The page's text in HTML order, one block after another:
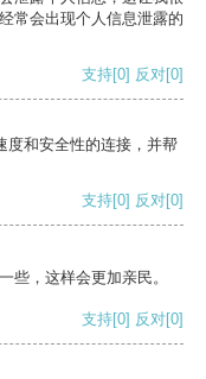
常会出现个人信息泄露的
支持[0] 反对[0]
度和安全性的连接，并帮
支持[0] 反对[0]
些，这样会更加亲民。
支持[0] 反对[0]